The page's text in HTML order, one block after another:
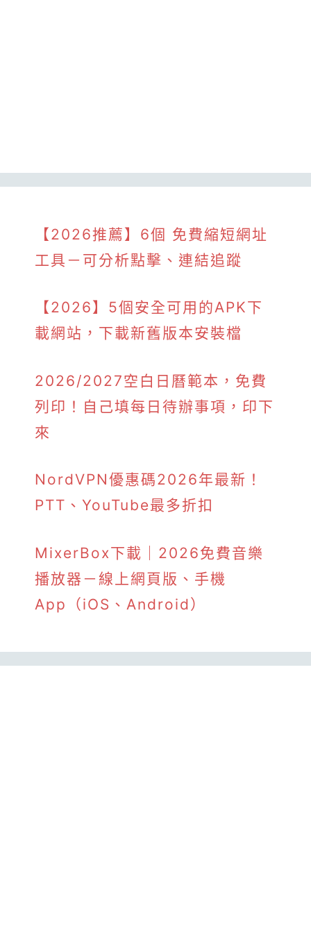
【2026推薦】6個 免費縮短網址
工具－可分析點擊、連結追蹤
【2026】5個安全可用的APK下
載網站，下載新舊版本安裝檔
2026/2027空白日曆範本，免費
列印！自己填每日待辦事項，印下
來
NordVPN優惠碼2026年最新！
PTT、YouTube最多折扣
MixerBox下載｜2026免費音樂
播放器－線上網頁版、手機
App（iOS、Android）